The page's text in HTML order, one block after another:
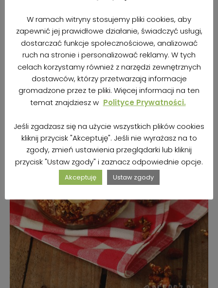
W ramach witryny stosujemy pliki cookies, aby
zapewnić jej prawidłowe działanie, świadczyć usługi,
dostarczać funkcje społecznościowe, analizować
ruch na stronie i personalizować reklamy. W tych
celach korzystamy również z narzędzi zewnętrznych
dostawców, którzy przetwarzają informacje
gromadzone przez te pliki. Więcej informacji na ten
temat znajdziesz w Polityce Prywatności.
Jeśli zgadzasz się na użycie wszystkich plików cookies
kliknij przycisk "Akceptuję". Jeśli nie wyrażasz na to
zgody, zmień ustawienia przeglądarki lub kliknij
przycisk "Ustaw zgody" i zaznacz odpowiednie opcje.
Akceptuję Ustaw zgody